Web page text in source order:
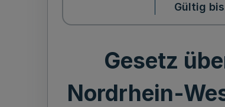
Gültig bis
Gesetz
Nordrhein-